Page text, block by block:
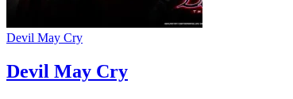
Devil May Cry
Devil May Cry